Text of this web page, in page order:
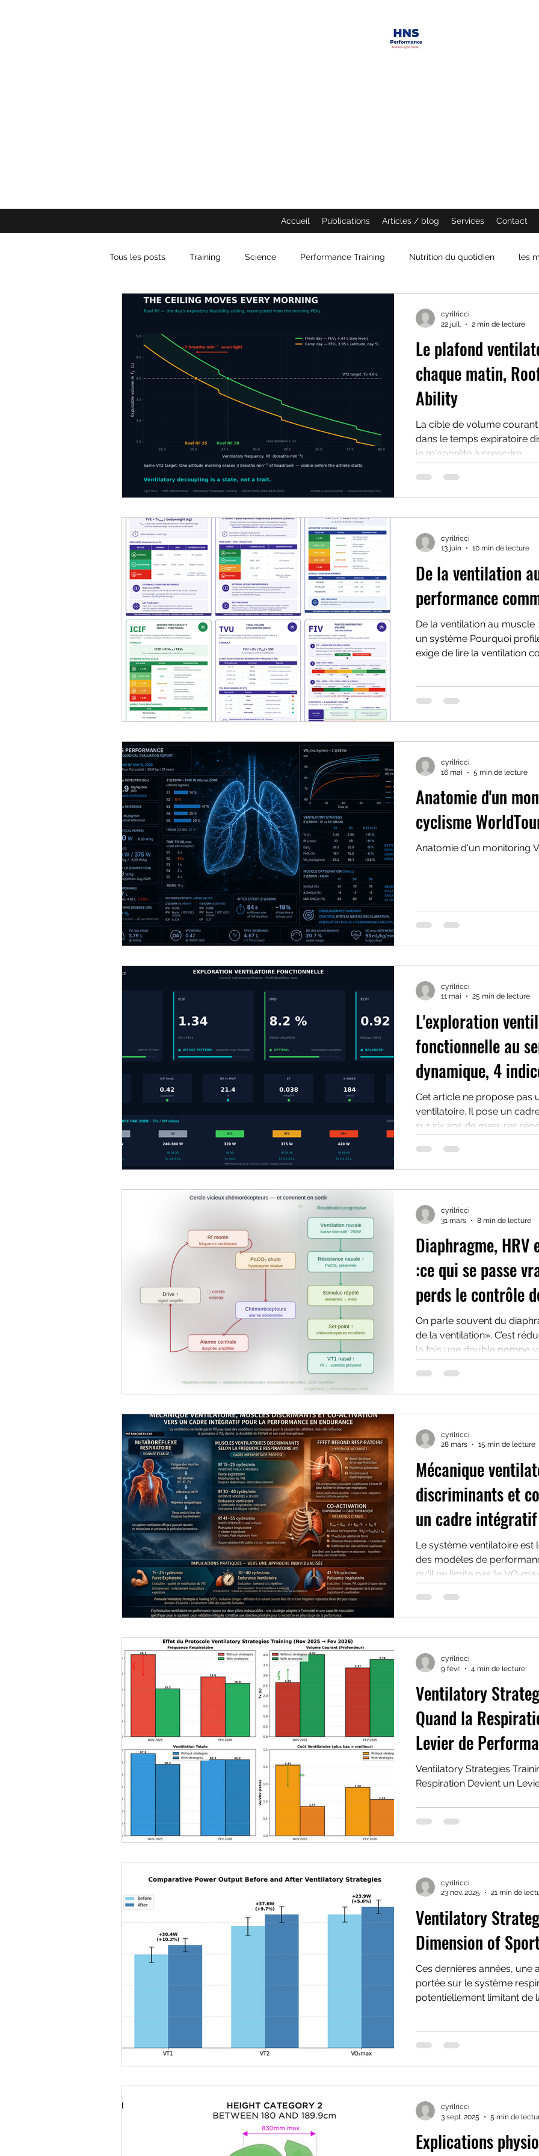
Accueil Publications Articles / blog Services Contact
Tous les posts Training Science Performance Training Nutrition du quotidien les
charge d'entrainement micro-nutrition
VO2 max Monitoring training session Troubles comportement alimentaire stratégie
Testing training HNS Performance HNS performance training camp Stratégie nutritionnelle
running Sommeil Récupération Cyclisme Triathlon Couple
Réflexe métabolique respiratoire cadence Neurotransmetteurs
Le plafond
chaque matin,
Ability
La cible de volume
dans le temps expiratoire
je m'apprête à prescrire
cyrilricci
22 juil.
2 min de lecture
De la ventilation
performance
De la ventilation au
un système Pourquoi profiler un coureur WorldTour
exige de lire la ventilation
cyrilricci
13 juin
10 min de lecture
Anatomie d'un
cyclisme
Anatomie d'un monitoring
cyrilricci
16 mai
5 min de lecture
L'exploration
fonctionnelle au
dynamique, 4
HNS, un cadre
driver de
Cet article ne propose pas
ventilatoire. Il pose un
sur six ans de mesures
suivi VST longitudinal,
monitorings par an.
cyrilricci
11 mai
25 min de lecture
Diaphragme, HRV
:ce qui se passe
perds le contrôle
On parle souvent du
de la ventilation». C’est réducteur. Le diaphragme est à
la fois une double pompe
respiratoire — et un
rôle postural est
cyrilricci
31 mars
8 min de lecture
Mécanique
discriminants et
un cadre
performance en
Le système ventilatoire
des modèles de
qu'il ne limite pas le
intégratif articulant trois
La graduation des
mécanique de la co-
thoracique.
cyrilricci
28 mars
15 min de lecture
Ventilatory
Quand la
Levier de
Ventilatory Strategies
Respiration Devient un
cyrilricci
9 févr.
4 min de lecture
Ventilatory
Dimension of
Ces dernières années, une
portée sur le système
potentiellement limitant de
cyrilricci
23 nov. 2025
21 min de
Explications
cyrilricci
3 sept. 2025
5 min de